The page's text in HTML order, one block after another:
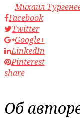
byМихаил
Facebook
Twitter
Google+
LinkedIn
Pinterest
share
Об